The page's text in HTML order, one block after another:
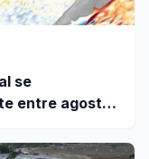
se
entre agosto